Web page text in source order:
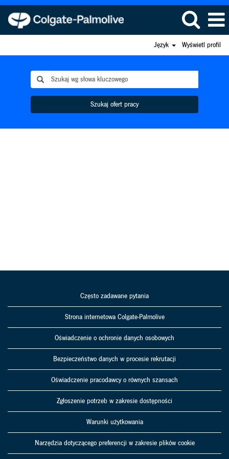
Język Wyświetl profil
Szukaj ofert pracy
Często zadawane pytania
Strona internetowa Colgate-Palmolive
Oświadczenie o ochronie danych osobowych
Bezpieczeństwo danych w procesie rekrutacji
Oświadczenie pracodawcy o równych szansach
Zgłoszenie potrzeb w zakresie dostępności
Warunki użytkowania
Narzędzia dotyczącego preferencji w zakresie plików cookie